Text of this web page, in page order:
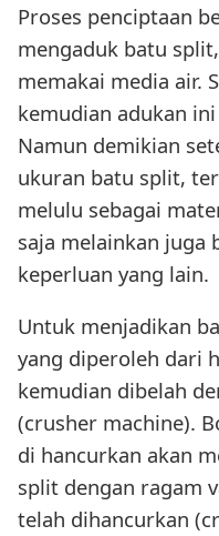
Proses penciptaan
mengaduk batu
memakai media air.
kemudian adukan
Namun demikian
ukuran batu split,
melulu sebagai
saja melainkan juga
keperluan yang lain.
Untuk menjadikan
yang diperoleh dari
kemudian dibelah
(crusher machine).
di hancurkan akan
split dengan ragam
telah dihancurkan